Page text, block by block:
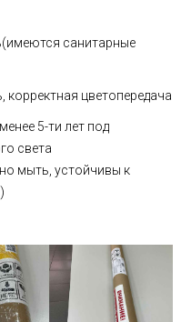
санитарные
цветопередача
5-ти лет под
света
мыть, устойчивы к